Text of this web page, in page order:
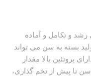
رشد و تکامل و آماده
بسته به سن می تواند
پروتئین بالا مقدار
تا پیش از تخم گذاری،